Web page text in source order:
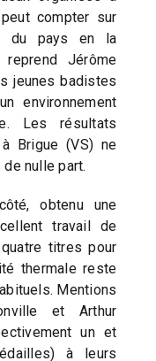
compter sur
du pays en la
Jérôme
jeunes badistes
environnement
Les résultats
Brigue (VS) ne
nulle part.
obtenu une
travail de
titres pour
thermale reste
Mentions
et Arthur
un et
à leurs